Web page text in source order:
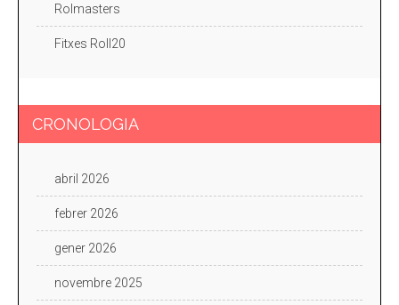
Rolmasters
Fitxes Roll20
CRONOLOGIA
abril 2026
febrer 2026
gener 2026
novembre 2025